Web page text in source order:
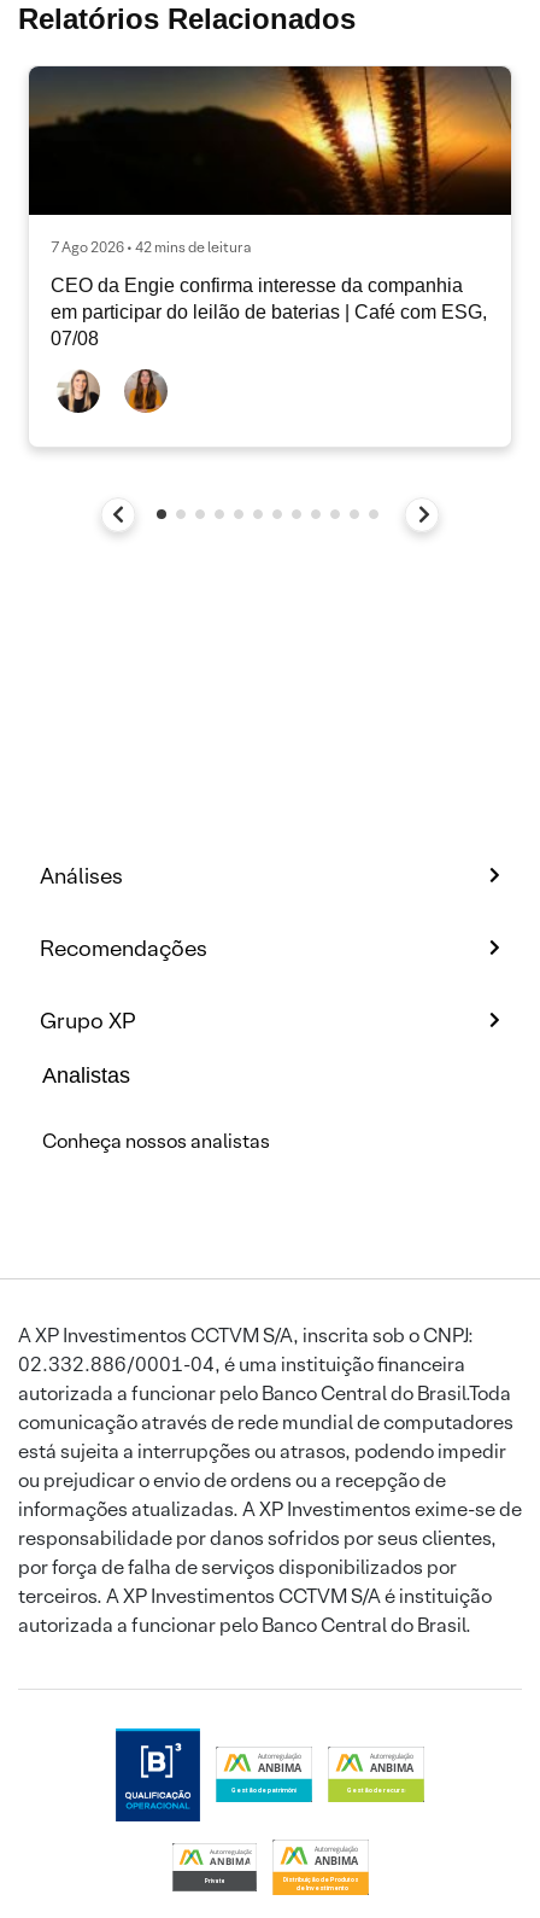
Relatórios Relacionados
7 Ago 2026 • 42 mins de leitura
CEO da Engie confirma interesse da companhia
em participar do leilão de baterias | Café com ESG,
07/08
Análises
Recomendações
Grupo XP
Analistas
Conheça nossos analistas
A XP Investimentos CCTVM S/A, inscrita sob o CNPJ:
02.332.886/0001-04, é uma instituição financeira
autorizada a funcionar pelo Banco Central do Brasil.Toda
comunicação através de rede mundial de computadores
está sujeita a interrupções ou atrasos, podendo impedir
ou prejudicar o envio de ordens ou a recepção de
informações atualizadas. A XP Investimentos exime-se de
responsabilidade por danos sofridos por seus clientes,
por força de falha de serviços disponibilizados por
terceiros. A XP Investimentos CCTVM S/A é instituição
autorizada a funcionar pelo Banco Central do Brasil.